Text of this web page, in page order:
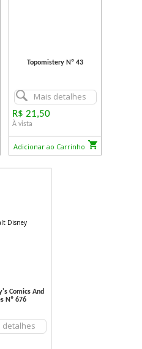
Topomistery Nº 43
Mais detalhes
R$ 21,50
À vista
Adicionar ao Carrinho
Comics And
Nº 676
detalhes